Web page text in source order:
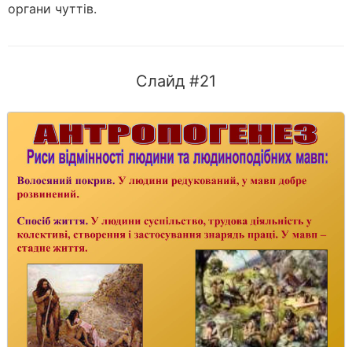
органи чуттів.
Слайд #21